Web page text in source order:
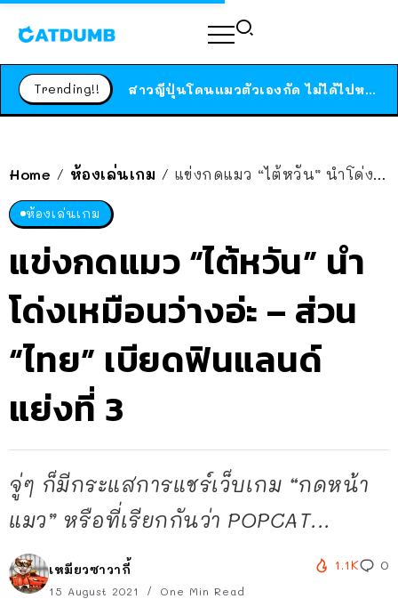
Trending!! ได้เวลาเด็กหนวดรวมตัว RF Online Next เปิดให้เล่นแล้ว เกม Sci-Fi MMORPG ระดับตำนาน เล่นได้ทั้งมือถือและ PC
Home / ห้องเล่นเกม / แข่งกดแมว “ไต้หวัน” นำโด่งเหมือนว่างอ่ะ – ส่วน “ไทย” เบียดฟินแลนด์ แย่งที่ 3
ห้องเล่นเกม
แข่งกดแมว “ไต้หวัน” นำ
โด่งเหมือนว่างอ่ะ – ส่วน
“ไทย” เบียดฟินแลนด์
แย่งที่ 3
จู่ๆ ก็มีกระแสการแชร์เว็บเกม “กดหน้า
แมว” หรือที่เรียกกันว่า POPCAT...
เหมียวซาวากี้
15 August 2021 One Min Read
1.1K 0